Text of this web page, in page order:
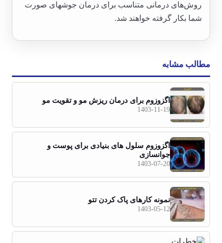
روش‌های درمانی متناسب برای درمان جوشهای صورت
شما بکار گرفته خواهند شد.
مطالب مشابه
اگزوزوم برای درمان ریزش مو و تقویت مو
1403-11-19
اگزوزوم سلول های بنیادی برای پوست و
جوانسازی
1403-07-20
نمونه کارهای پاک کردن تتو
1403-05-12